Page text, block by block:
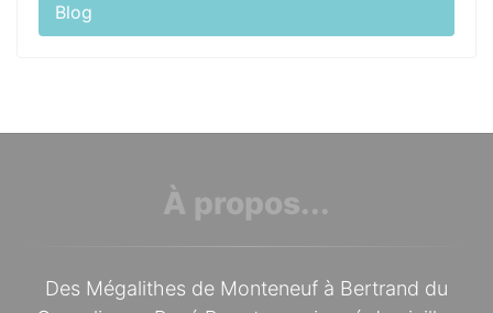
Blog
À propos...
Des Mégalithes de Monteneuf à Bertrand du